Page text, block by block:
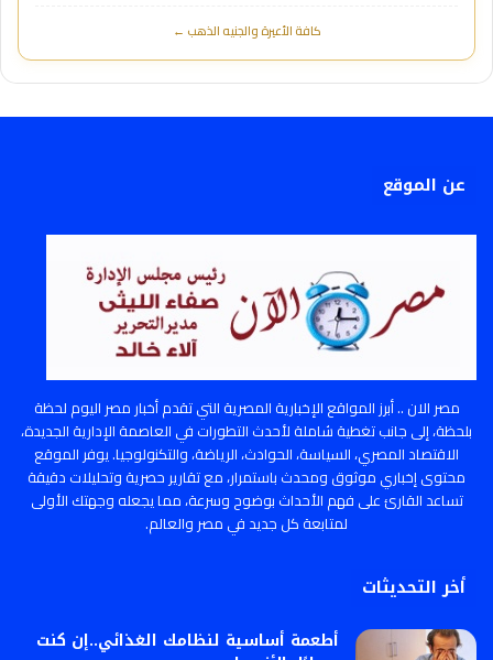
كافة الأعيرة والجنيه الذهب ←
عن الموقع
مصر الان .. أبرز المواقع الإخبارية المصرية التي تقدم أخبار مصر اليوم لحظة
بلحظة، إلى جانب تغطية شاملة لأحدث التطورات في العاصمة الإدارية الجديدة،
الاقتصاد المصري، السياسة، الحوادث، الرياضة، والتكنولوجيا. يوفر الموقع
محتوى إخباري موثوق ومحدث باستمرار، مع تقارير حصرية وتحليلات دقيقة
تساعد القارئ على فهم الأحداث بوضوح وسرعة، مما يجعله وجهتك الأولى
لمتابعة كل جديد في مصر والعالم.
أخر التحديثات
أطعمة أساسية لنظامك الغذائي..إن كنت